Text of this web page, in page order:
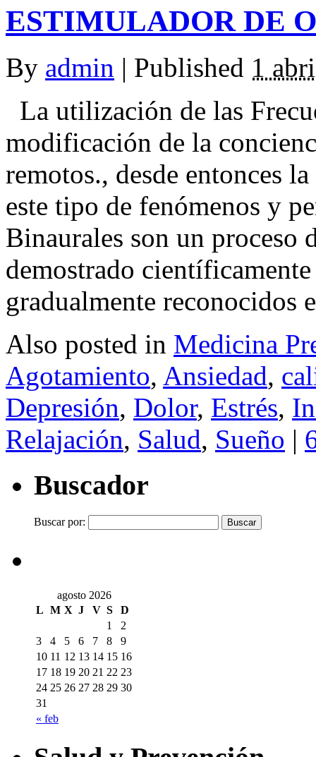
ESTIMULADOR DE
By admin | Published 1
La utilización de las
modificación de la
remotos., desde entonces
este tipo de fenómenos y
Binaurales son un proceso
demostrado
gradualmente reconocidos
Also posted in Medicina
Agotamiento, Ansiedad,
Depresión, Dolor, Estrés,
Relajación, Salud, Sueño |
Buscador
Buscar por:
agosto 2026
L M X J V S D
« feb
1
2
3
4 5 6 7 8
9
10 11 12 13 14 15 16
17 18 19 20 21 22 23
24 25 26 27 28 29 30
31